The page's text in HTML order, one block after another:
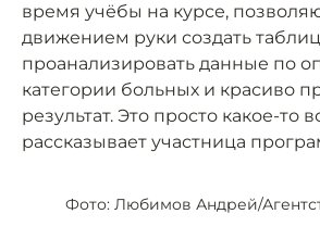
время учёбы на курсе,
движением руки создать
проанализировать данные по
категории больных и красиво
результат. Это просто какое-то
рассказывает участница
Фото: Любимов Андрей/